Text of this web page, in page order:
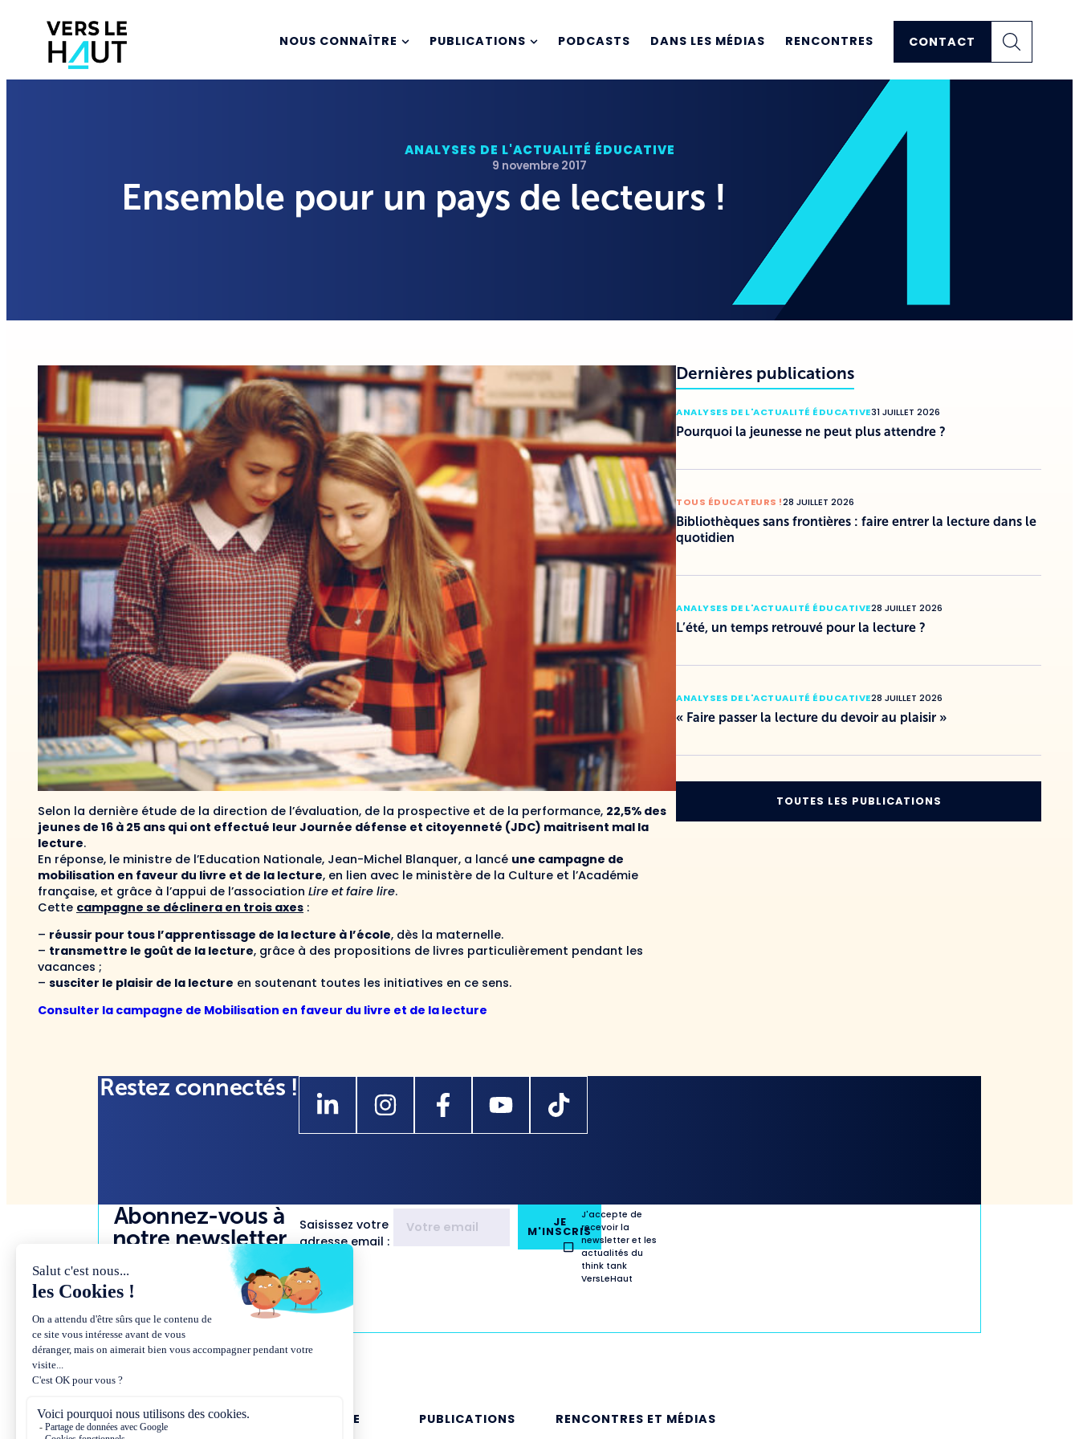
NOUS CONNAÎTRE PUBLICATIONS PODCASTS DANS LES MÉDIAS RENCONTRES CONTACT
ANALYSES DE L'ACTUALITÉ ÉDUCATIVE
9 novembre 2017
Ensemble pour un pays de lecteurs !
Selon la dernière étude de la direction de l’évaluation, de la prospective et de la performance, 22,5% des
jeunes de 16 à 25 ans qui ont effectué leur Journée défense et citoyenneté (JDC) maitrisent mal la
lecture.
En réponse, le ministre de l’Education Nationale, Jean-Michel Blanquer, a lancé une campagne de
mobilisation en faveur du livre et de la lecture, en lien avec le ministère de la Culture et l’Académie
française, et grâce à l’appui de l’association Lire et faire lire.
Cette campagne se déclinera en trois axes :
– réussir pour tous l’apprentissage de la lecture à l’école, dès la maternelle.
– transmettre le goût de la lecture, grâce à des propositions de livres particulièrement pendant les
vacances ;
– susciter le plaisir de la lecture en soutenant toutes les initiatives en ce sens.
Consulter la campagne de Mobilisation en faveur du livre et de la lecture
Dernières publications
ANALYSES DE L'ACTUALITÉ ÉDUCATIVE31 JUILLET 2026
Pourquoi la jeunesse ne peut plus attendre ?
TOUS ÉDUCATEURS !28 JUILLET 2026
Bibliothèques sans frontières : faire entrer la lecture dans le
quotidien
ANALYSES DE L'ACTUALITÉ ÉDUCATIVE28 JUILLET 2026
L’été, un temps retrouvé pour la lecture ?
ANALYSES DE L'ACTUALITÉ ÉDUCATIVE28 JUILLET 2026
« Faire passer la lecture du devoir au plaisir »
TOUTES LES PUBLICATIONS
Restez connectés !
Abonnez-vous à
notre newsletter
Saisissez votre
adresse email :
JE
M'INSCRIS
J'accepte de
recevoir la
newsletter et les
actualités du
think tank
VersLeHaut
NOUS CONNAÎTRE PUBLICATIONS RENCONTRES ET MÉDIAS